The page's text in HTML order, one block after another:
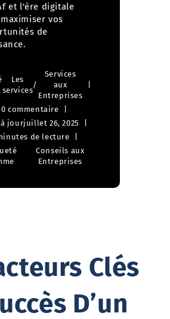
et l'ère digitale
vos
de
Les
services
/
Services
aux
Entreprises
0 commentaire
jourjuillet 26, 2025
de lecture
Conseils aux
Entreprises
Clés
D’un